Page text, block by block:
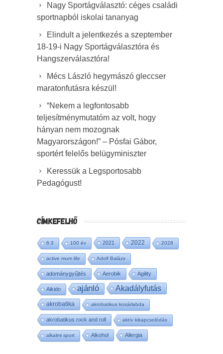
Nagy Sportágválasztó: céges családi
sportnapból iskolai tananyag
Elindult a jelentkezés a szeptember
18-19-i Nagy Sportágválasztóra és
Hangszerválasztóra!
Mécs László hegymászó gleccser
maratonfutásra készül!
“Nekem a legfontosabb
teljesítménymutatóm az volt, hogy
hányan nem mozognak
Magyarországon!” – Pósfai Gábor,
sportért felelős belügyminiszter
Keressük a Legsportosabb
Pedagógust!
CÍMKEFELHŐ
6:3 100 év 2021 2022 2028
active mum life Adolf Balázs
adománygyűjtés Aerobik Agility
Aikido ajánló Akadályfutás
akrobatika akrobatikus kosárlabda
akrobatikus rock and roll aktív kikapcsolódás
alkalmi sport Alkohol Allergia